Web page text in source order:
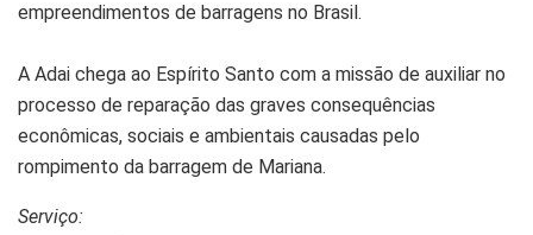
empreendimentos de barragens no Brasil.
A Adai chega ao Espírito Santo com a missão de auxiliar no
processo de reparação das graves consequências
econômicas, sociais e ambientais causadas pelo
rompimento da barragem de Mariana.
Serviço: